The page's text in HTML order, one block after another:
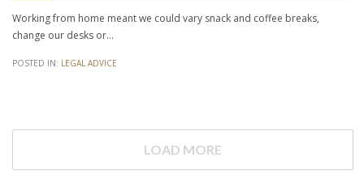
Working from home meant we could vary snack and coffee breaks,
change our desks or…
POSTED IN: LEGAL ADVICE
LOAD MORE